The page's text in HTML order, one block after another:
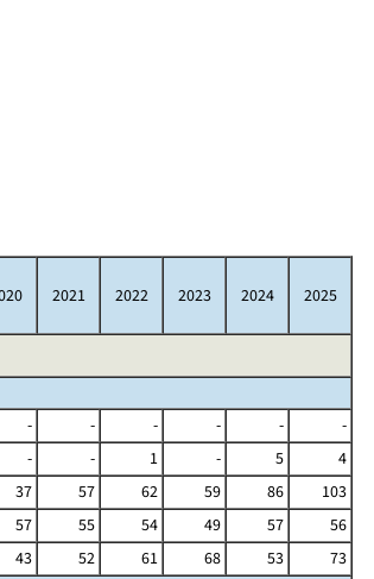
2021 2022 2023 2024 2025
- - - - -
-
- - 1 - 5
4
37 57 62 59 86
103
57 55 54 49 57
56
43 52 61 68 53
73